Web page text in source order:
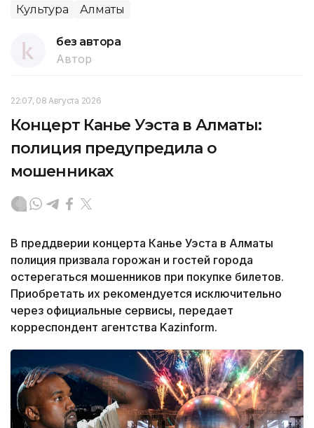
Культура Алматы
без автора
Автор
22:07, 08 Августа 2026
Концерт Канье Уэста в Алматы:
полиция предупредила о
мошенниках
В преддверии концерта Канье Уэста в Алматы
полиция призвала горожан и гостей города
остерегаться мошенников при покупке билетов.
Приобретать их рекомендуется исключительно
через официальные сервисы, передает
корреспондент агентства Kazinform.